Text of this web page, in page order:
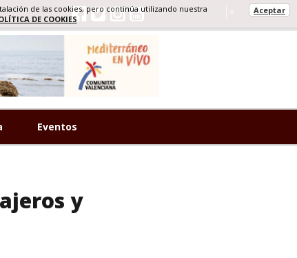
Select Language
Eventos
y
de las cookies, pero continúa utilizando nuestra
DE COOKIES
Aceptar